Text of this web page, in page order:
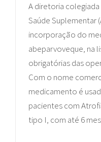
A diretoria
Saúde Suplementar
incorporação do
abeparvoveque, na
obrigatórias das
Com o nome
medicamento é
pacientes com
tipo I, com até 6